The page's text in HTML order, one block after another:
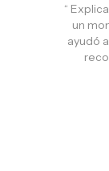
“
un
ayudó